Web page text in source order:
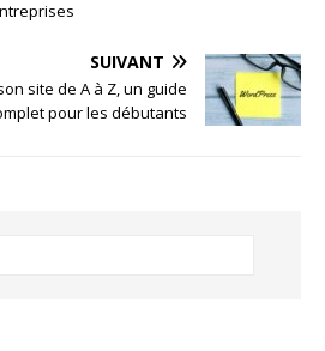
SUIVANT
site de A à Z, un guide
pour les débutants